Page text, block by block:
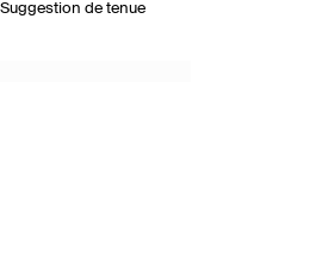
Suggestion de tenue